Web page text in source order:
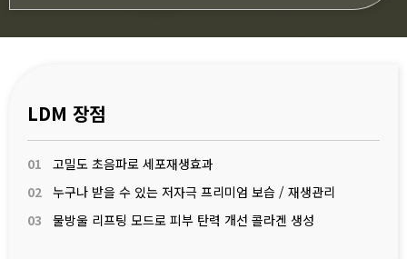
LDM 장점
01
고밀도 초음파로 세포재생효과
02 누구나 받을 수 있는 저자극 프리미엄 보습 / 재생관리
03
물방울 리프팅 모드로 피부 탄력 개선 콜라겐 생성